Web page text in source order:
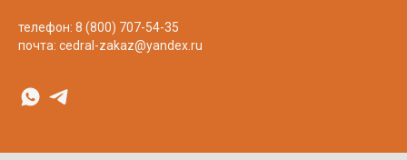
телефон: 8 (800) 707-54-35
почта: cedral-zakaz@yandex.ru